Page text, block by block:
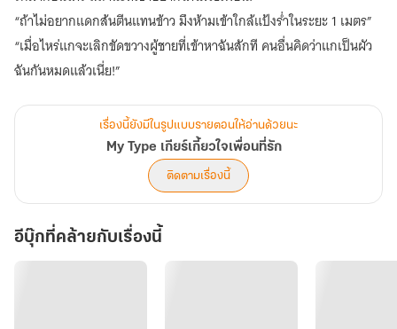
ที่รัก
“ถ้าไม่อยากแดกส้นตีนแทนข้าว มึงห้ามเข้าใกล้แป้งร่ำในระยะ 1 เมตร”
“เมื่อไหร่แกจะเลิกขัดขวางผู้ชายที่เข้าหาฉันสักที คนอื่นคิดว่าแกเป็นผัว
ฉันกันหมดแล้วเนี่ย!”
เรื่องนี้ยังมีในรูปแบบรายตอนให้อ่านด้วยนะ
My Type เกียร์เกี้ยวใจเพื่อนที่รัก
ติดตามเรื่องนี้
อีบุ๊กที่คล้ายกับเรื่องนี้